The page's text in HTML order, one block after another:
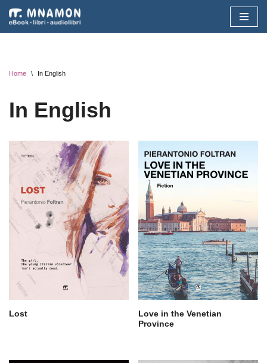
Vai
Home \ In English
In English
Lost
Love in the Venetian
Province